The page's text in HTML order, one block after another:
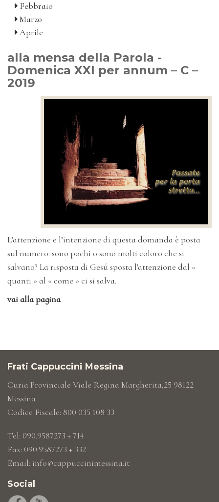
Febbraio
Marzo
Aprile
alla mensa della Parola -
Domenica XXI per annum – C –
2019
L’attenzione e l’intenzione di questa domanda è posta
sul numero: sono pochi o sono molti coloro che si
salvano? La risposta di Gesú sposta l'attenzione dal «
quanti » al « come » ci si salva.
vai alla pagina
Frati Cappuccini Messina
Curia Provinciale Viale Regina Margherita,25 98122
Messina
Codice Fiscale: 800 035 108 33
Tel: 090.9587273 + 714
Fax: 090.9587273 + 332
Email: info@cappuccinimessina.it
Social